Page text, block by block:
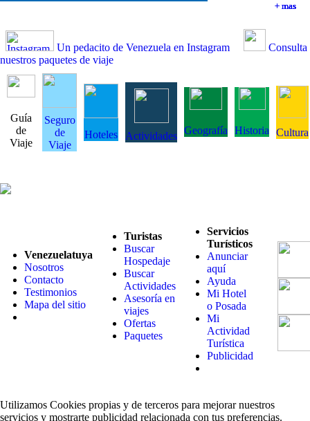
+ mas
+ mas
+ mas
+ mas
Un pedacito de Venezuela en Instagram
Consulta
nuestros paquetes de viaje
Guía
de
Viaje
Seguro
de
Viaje
Hoteles Actividades Geografía Historia Cultura
Venezuelatuya
Nosotros
Contacto
Testimonios
Mapa del sitio
Turistas
Buscar
Hospedaje
Buscar
Actividades
Asesoría en
viajes
Ofertas
Paquetes
Servicios
Turísticos
Anunciar
aquí
Ayuda
Mi Hotel
o Posada
Mi
Actividad
Turística
Publicidad
Utilizamos Cookies propias y de terceros para mejorar nuestros
servicios y mostrarte publicidad relacionada con tus preferencias.